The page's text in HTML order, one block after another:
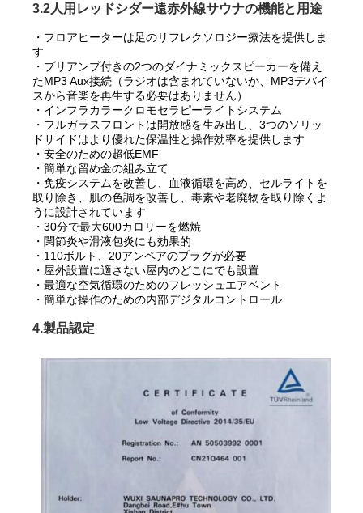
3.2人用レッドシダー遠赤外線サウナの機能と用途
・フロアヒーターは足のリフレクソロジー療法を提供しま
す
・プリアンプ付きの2つのダイナミックスピーカーを備え
たMP3 Aux接続（ラジオは含まれていないか、MP3デバイ
スから音楽を再生する必要はありません）
・インフラカラークロモセラピーライトシステム
・フルガラスフロントは開放感を生み出し、3つのソリッ
ドサイドはより優れた保温性と操作効率を提供します
・安全のための超低EMF
・簡単な留め金の組み立て
・免疫システムを改善し、血液循環を高め、セルライトを
取り除き、肌の色調を改善し、毒素や老廃物を取り除くよ
うに設計されています
・30分で最大600カロリーを燃焼
・関節炎や滑液包炎にも効果的
・110ボルト、20アンペアのプラグが必要
・屋外設置に適さない屋内のどこにでも設置
・最適な空気循環のためのフレッシュエアベント
・簡単な操作のための内部デジタルコントロール
4.製品認定